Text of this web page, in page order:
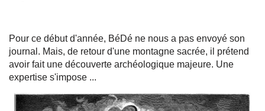
Pour ce début d'année, BéDé ne nous a pas envoyé son
journal. Mais, de retour d'une montagne sacrée, il prétend
avoir fait une découverte archéologique majeure. Une
expertise s'impose ...